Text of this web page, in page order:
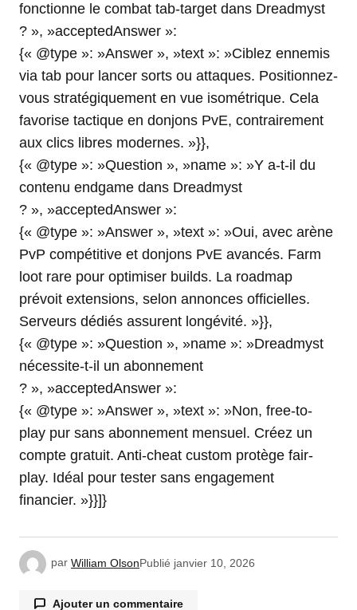
fonctionne le combat tab-target dans Dreadmyst
? », »acceptedAnswer »:
{« @type »: »Answer », »text »: »Ciblez ennemis
via tab pour lancer sorts ou attaques. Positionnez-
vous stratégiquement en vue isométrique. Cela
favorise tactique en donjons PvE, contrairement
aux clics libres modernes. »}},
{« @type »: »Question », »name »: »Y a-t-il du
contenu endgame dans Dreadmyst
? », »acceptedAnswer »:
{« @type »: »Answer », »text »: »Oui, avec arène
PvP compétitive et donjons PvE avancés. Farm
loot rare pour optimiser builds. La roadmap
prévoit extensions, selon annonces officielles.
Serveurs dédiés assurent longévité. »}},
{« @type »: »Question », »name »: »Dreadmyst
nécessite-t-il un abonnement
? », »acceptedAnswer »:
{« @type »: »Answer », »text »: »Non, free-to-
play pur sans abonnement mensuel. Créez un
compte gratuit. Anti-cheat custom protège fair-
play. Idéal pour tester sans engagement
financier. »}}]}
par William OlsonPublié janvier 10, 2026
Ajouter un commentaire